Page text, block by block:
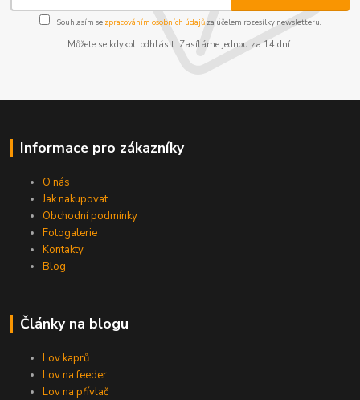
Souhlasím se zpracováním osobních údajůza účelem rozesílky newsletteru.
Můžete se kdykoli odhlásit. Zasíláme jednou za 14 dní.
Informace pro zákazníky
O nás
Jak nakupovat
Obchodní podmínky
Fotogalerie
Kontakty
Blog
Články na blogu
Lov kaprů
Lov na feeder
Lov na přívlač